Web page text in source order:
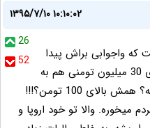
۱۳۹۵/۷/۱۰ ۱۰:۱۰:۰۲
26
52
واجوابی براش پیدا
نکردم. اینکه چرا نمیذارن خودروهای 30 میلیون تومنی هم به
دست مردم برسه و وارد مملکت بشه؟ همش بالای 100 تومن؟!!!
به درد 10 درصد مردم میخوره. والا تو خود اروپا و